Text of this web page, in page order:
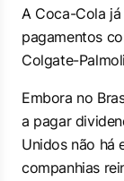
A Coca-Cola
pagamentos
Colgate-
Embora no
a pagar
Unidos não há
companhias